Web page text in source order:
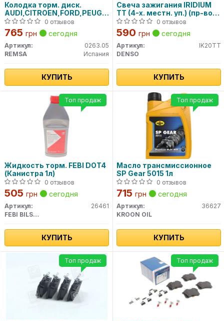
Колодка торм. диск.
AUDI,CITROEN,FORD,PEUGEOT,RENAULT,SEAT,SKODA,VW
задн. (пр-во REMSA)
0 отзывов
765 грн сегодня
Артикул:
0263.05
REMSA
Испания
КУПИТЬ
Свеча зажигания IRIDIUM
TT (4-х. местн. уп.) (пр-во
DENSO)
0 отзывов
590 грн сегодня
Артикул:
IK20TT
DENSO
КУПИТЬ
Жидкость торм. FEBI DOT4
(Канистра 1л)
0 отзывов
505 грн сегодня
Артикул:
26461
FEBI BILSTEIN
КУПИТЬ
Топ продаж
Масло трансмиссионное
SP Gear 5015 1л
0 отзывов
715 грн сегодня
Артикул:
36627
KROON OIL
КУПИТЬ
Топ продаж
Топ продаж Топ продаж